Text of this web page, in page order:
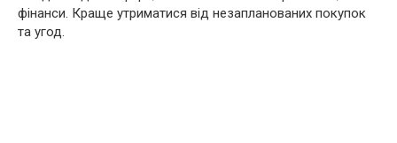
фінанси. Краще утриматися від незапланованих покупок
та угод.